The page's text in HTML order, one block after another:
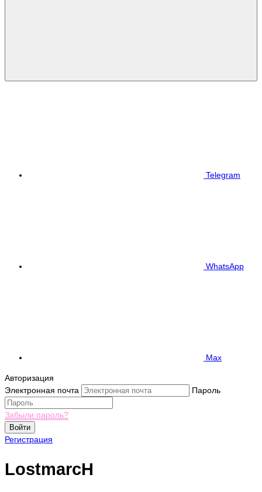
Telegram
WhatsApp
Max
Авторизация
Электронная почта
Пароль
Забыли пароль?
Войти
Регистрация
LostmarcH